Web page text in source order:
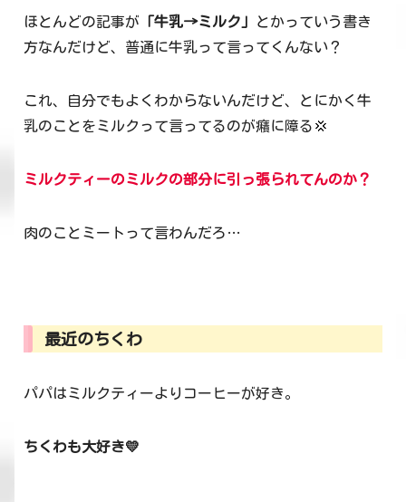
ほとんどの記事が 「牛乳→ミルク」
とかっていう書き
方なんだけど、普通に牛乳って言ってくんない？
これ、自分でもよくわからないんだけど、とにかく牛
乳のことをミルクって言ってるのが癪に障る💢
ミルクティーのミルクの部分に引っ張られてんのか？
肉のことミートって言わんだろ…
最近のちくわ
パパはミルクティーよりコーヒーが好き。
ちくわも大好き💛